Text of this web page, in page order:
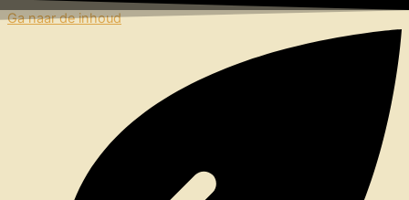
Ga naar de inhoud